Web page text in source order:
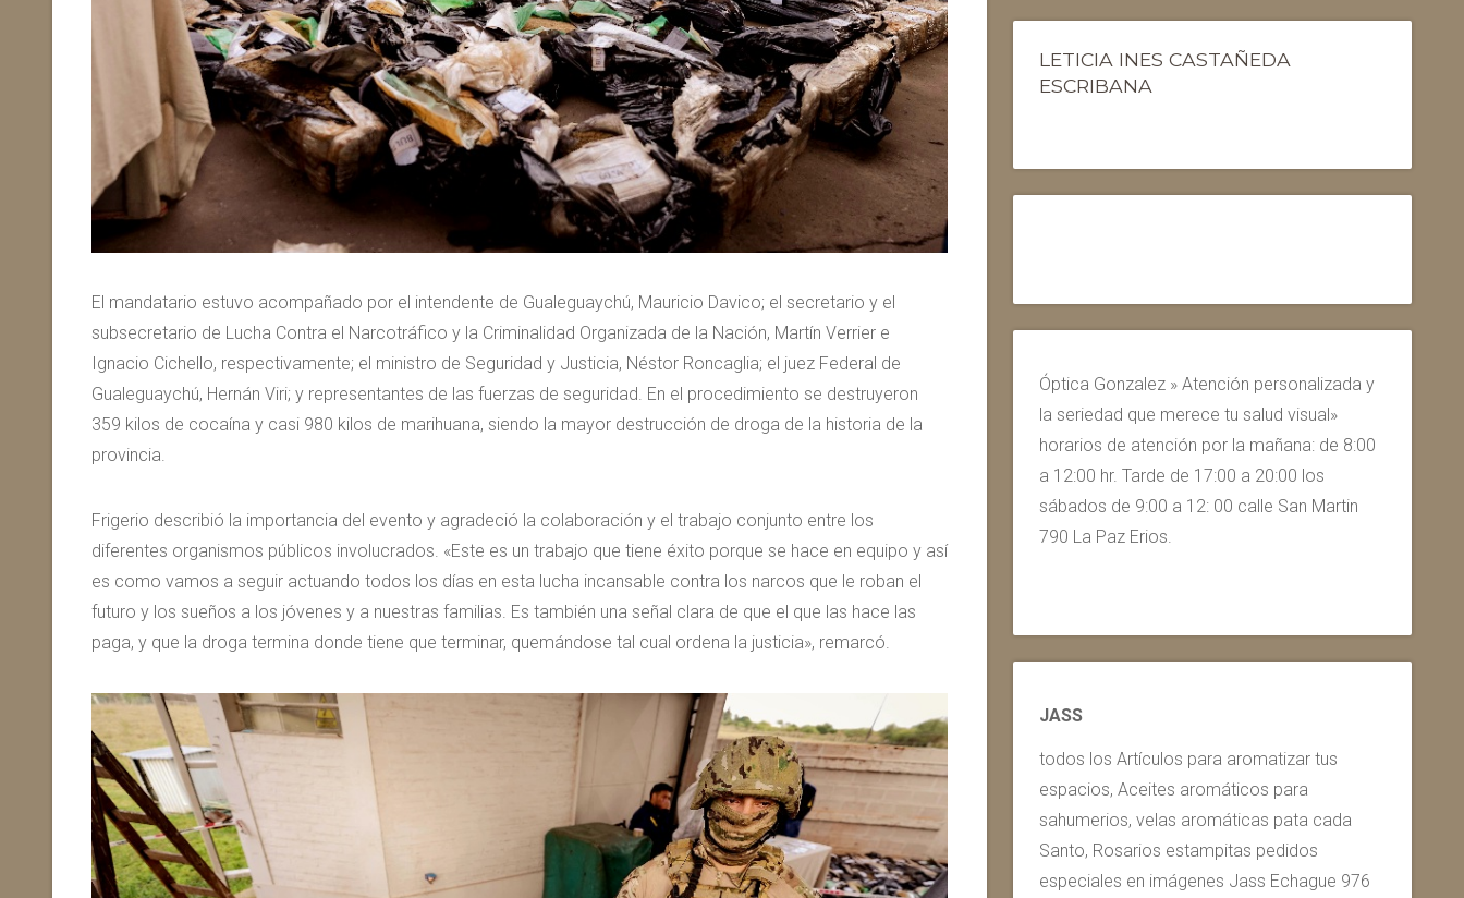
El mandatario estuvo acompañado por el intendente de Gualeguaychú, Mauricio Davico; el secretario y el
subsecretario de Lucha Contra el Narcotráfico y la Criminalidad Organizada de la Nación, Martín Verrier e
Ignacio Cichello, respectivamente; el ministro de Seguridad y Justicia, Néstor Roncaglia; el juez Federal de
Gualeguaychú, Hernán Viri; y representantes de las fuerzas de seguridad. En el procedimiento se destruyeron
359 kilos de cocaína y casi 980 kilos de marihuana, siendo la mayor destrucción de droga de la historia de la
provincia.
Frigerio describió la importancia del evento y agradeció la colaboración y el trabajo conjunto entre los
diferentes organismos públicos involucrados. «Este es un trabajo que tiene éxito porque se hace en equipo y así
es como vamos a seguir actuando todos los días en esta lucha incansable contra los narcos que le roban el
futuro y los sueños a los jóvenes y a nuestras familias. Es también una señal clara de que el que las hace las
paga, y que la droga termina donde tiene que terminar, quemándose tal cual ordena la justicia», remarcó.
LETICIA INES CASTAÑEDA
ESCRIBANA
Óptica Gonzalez » Atención personalizada y
la seriedad que merece tu salud visual»
horarios de atención por la mañana: de 8:00
a 12:00 hr. Tarde de 17:00 a 20:00 los
sábados de 9:00 a 12: 00 calle San Martin
790 La Paz Erios.
JASS
todos los Artículos para aromatizar tus
espacios, Aceites aromáticos para
sahumerios, velas aromáticas pata cada
Santo, Rosarios estampitas pedidos
especiales en imágenes Jass Echague 976